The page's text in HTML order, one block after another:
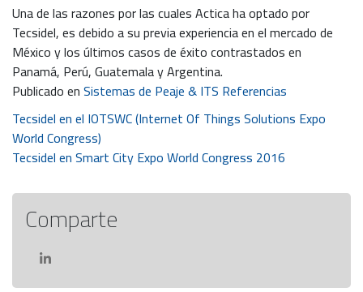
Una de las razones por las cuales Actica ha optado por
Tecsidel, es debido a su previa experiencia en el mercado de
México y los últimos casos de éxito contrastados en
Panamá, Perú, Guatemala y Argentina.
Publicado enSistemas de Peaje & ITS Referencias
Navegación
de
entradas
Tecsidel en el IOTSWC (Internet Of Things Solutions Expo
World Congress)
Tecsidel en Smart City Expo World Congress 2016
Comparte